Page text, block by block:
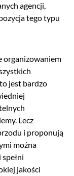
agencji,
tego typu
organizowaniem
jest bardzo
Lecz
i proponują
można
jakości